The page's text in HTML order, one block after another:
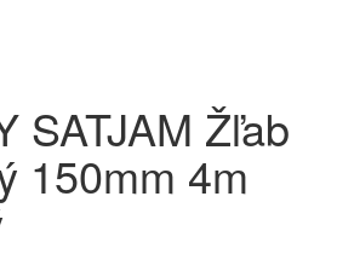
SATJAM Žľab
150mm 4m